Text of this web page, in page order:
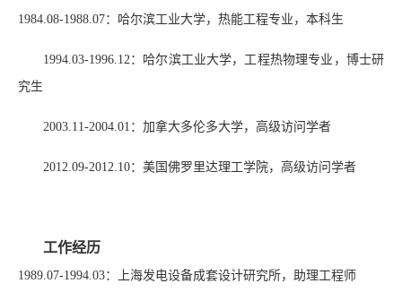
1984.08-1988.07：哈尔滨工业大学，热能工程专业，本科生
1994.03-1996.12：哈尔滨工业大学，工程热物理专业，博士研
究生
2003.11-2004.01：加拿大多伦多大学，高级访问学者
2012.09-2012.10：美国佛罗里达理工学院，高级访问学者
工作经历
1989.07-1994.03：上海发电设备成套设计研究所，助理工程师